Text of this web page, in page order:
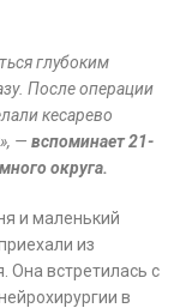
глубоким
После операции
кесарево
— вспоминает 21-
округа.
и маленький
из
Она встретилась с
в